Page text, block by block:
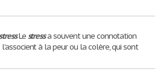
Lestressa souvent une connotation
à la peur ou la colère, qui sont